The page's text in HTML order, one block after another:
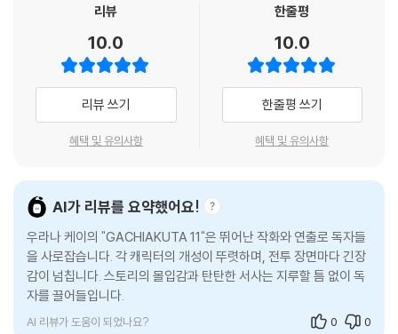
리뷰
10.0
리뷰 쓰기
혜택 및 유의사항
한줄평
10.0
한줄평 쓰기
혜택 및 유의사항
AI가 리뷰를 요약했어요!
우라나 케이의 "GACHIAKUTA 11"은 뛰어난 작화와 연출로 독자들
을 사로잡습니다. 각 캐릭터의 개성이 뚜렷하며, 전투 장면마다 긴장
감이 넘칩니다. 스토리의 몰입감과 탄탄한 서사는 지루할 틈 없이 독
자를 끌어들입니다.
AI 리뷰가 도움이 되었나요? 0 0